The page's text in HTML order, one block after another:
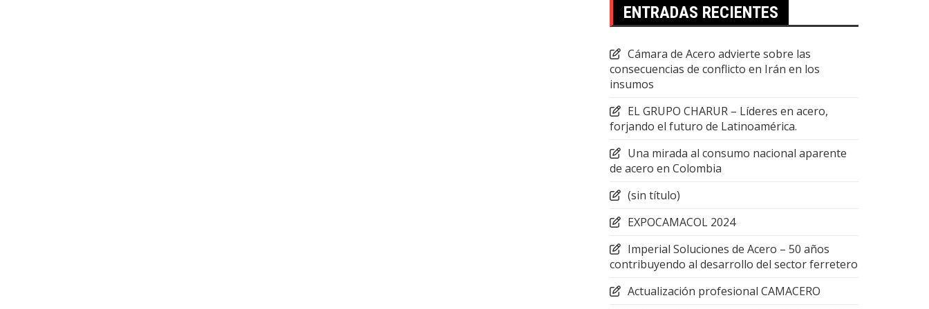
ENTRADAS RECIENTES
Cámara de Acero advierte sobre las
consecuencias de conflicto en Irán en los
insumos
EL GRUPO CHARUR – Líderes en acero,
forjando el futuro de Latinoamérica.
Una mirada al consumo nacional aparente
de acero en Colombia
(sin título)
EXPOCAMACOL 2024
Imperial Soluciones de Acero – 50 años
contribuyendo al desarrollo del sector ferretero
Actualización profesional CAMACERO